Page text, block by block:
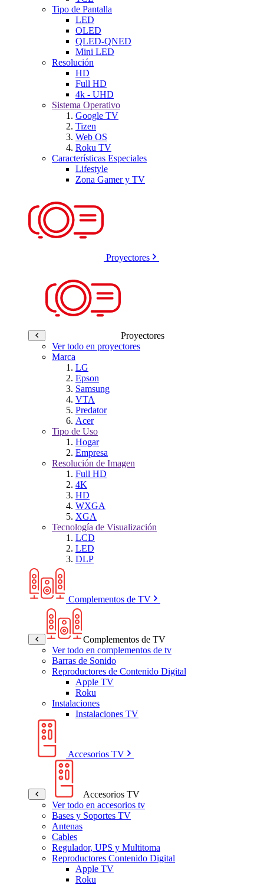
Tipo de Pantalla
LED
OLED
QLED-QNED
Mini LED
Resolución
HD
Full HD
4k - UHD
Sistema Operativo
Google TV
Tizen
Web OS
Roku TV
Características Especiales
Lifestyle
Zona Gamer y TV
Proyectores
Proyectores
Ver todo en proyectores
Marca
LG
Epson
Samsung
VTA
Predator
Acer
Tipo de Uso
Hogar
Empresa
Resolución de Imagen
Full HD
4K
HD
WXGA
XGA
Tecnología de Visualización
LCD
LED
DLP
Complementos de TV
Complementos de TV
Ver todo en complementos de tv
Barras de Sonido
Reproductores de Contenido Digital
Apple TV
Roku
Instalaciones
Instalaciones TV
Accesorios TV
Accesorios TV
Ver todo en accesorios tv
Bases y Soportes TV
Antenas
Cables
Regulador, UPS y Multitoma
Reproductores Contenido Digital
Apple TV
Roku